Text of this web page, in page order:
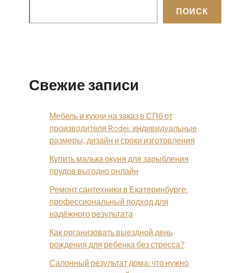
ПОИСК
Свежие записи
Мебель и кухни на заказ в СПб от
производителя Rodei: индивидуальные
размеры, дизайн и сроки изготовления
Купить малька окуня для зарыбления
прудов выгодно онлайн
Ремонт сантехники в Екатеринбурге:
профессиональный подход для
надёжного результата
Как организовать выездной день
рождения для ребенка без стресса?
Салонный результат дома: что нужно